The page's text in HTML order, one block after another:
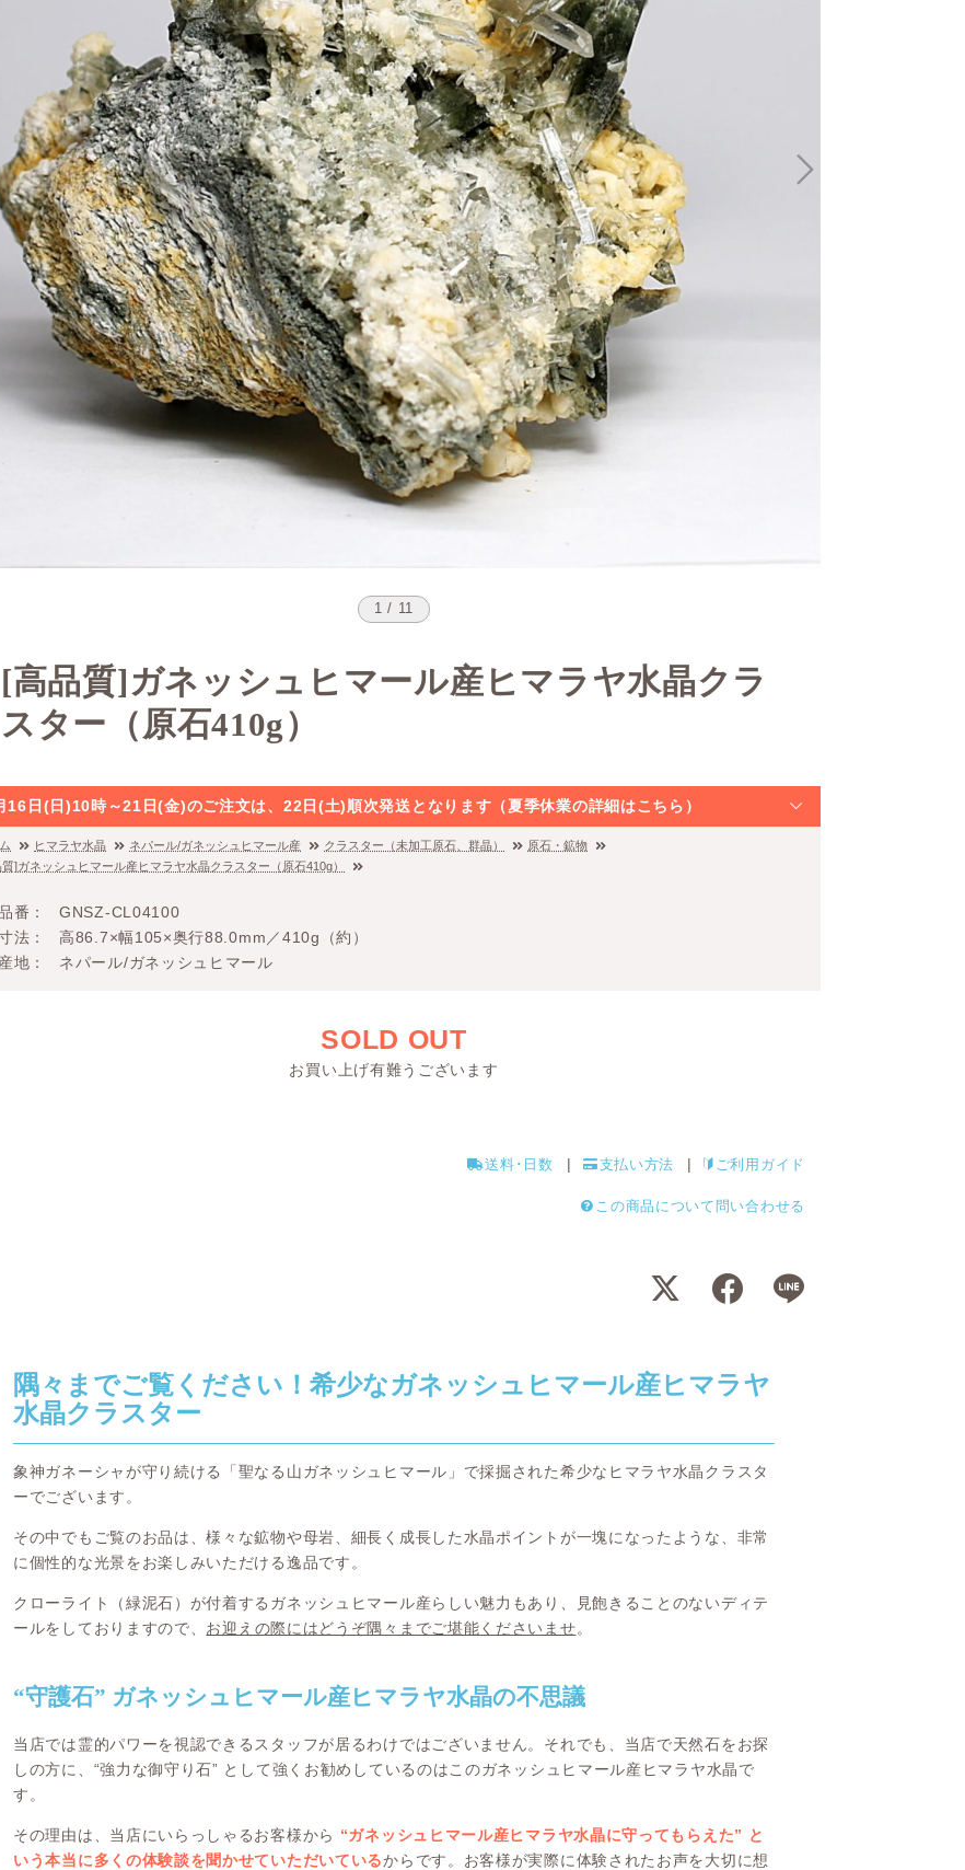
1 / 11
[高品質]ガネッシュヒマール産ヒマラヤ水晶クラ
スター（原石410g）
16日(日)10時～21日(金)のご注文は、22日(土)順次発送となります（夏季休業の詳細はこちら）
ヒマラヤ水晶 ネパール/ガネッシュヒマール産 クラスター（未加工原石、群晶）
原石・鉱物
質]ガネッシュヒマール産ヒマラヤ水晶クラスター（原石410g）
番
GNSZ-CL04100
法
高86.7×幅105×奥行88.0mm／410g（約）
産地
ネパール/ガネッシュヒマール
SOLD OUT
お買い上げ有難うございます
送料･日数 支払い方法 ご利用ガイド
この商品について問い合わせる
隅々までご覧ください！希少なガネッシュヒマール産ヒマラヤ
水晶クラスター
象神ガネーシャが守り続ける「聖なる山ガネッシュヒマール」で採掘された希少なヒマラヤ水晶クラスタ
ーでございます。
その中でもご覧のお品は、様々な鉱物や母岩、細長く成長した水晶ポイントが一塊になったような、非常
に個性的な光景をお楽しみいただける逸品です。
クローライト（緑泥石）が付着するガネッシュヒマール産らしい魅力もあり、見飽きることのないディテ
ールをしておりますので、 お迎えの際にはどうぞ隅々までご堪能くださいませ。
“守護石” ガネッシュヒマール産ヒマラヤ水晶の不思議
当店では霊的パワーを視認できるスタッフが居るわけではございません。それでも、当店で天然石をお探
しの方に、“強力な御守り石” として強くお勧めしているのはこのガネッシュヒマール産ヒマラヤ水晶で
す。
その理由は、当店にいらっしゃるお客様から “ガネッシュヒマール産ヒマラヤ水晶に守ってもらえた” と
いう本当に多くの体験談を聞かせていただいているからです。お客様が実際に体験されたお声を大切に想